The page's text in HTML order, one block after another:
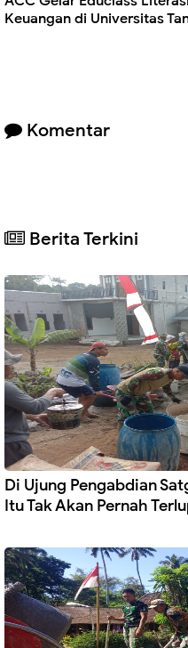
Keuangan di Universitas
Komentar
Berita Terkini
Di Ujung Pengabdian
Itu Tak Akan Pernah